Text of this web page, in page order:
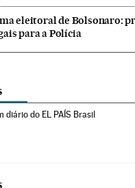
eleitoral de Bolsonaro:
para a Polícia
diário do EL PAÍS Brasil